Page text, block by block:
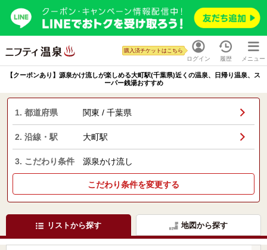
ログイン
購入済チケットはこちら
履歴 メニュー
【クーポンあり】源泉かけ流しが楽しめる大町駅(千葉県)近くの温泉、日帰り温泉、ス
ーパー銭湯おすすめ
1. 都道府県 関東 / 千葉県
2. 沿線・駅 大町駅
3. こだわり条件 源泉かけ流し
こだわり条件を変更する
リストから探す 地図から探す